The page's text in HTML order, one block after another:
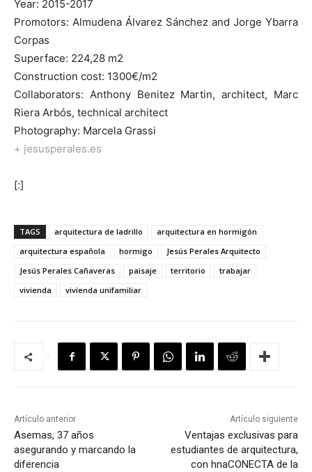
Year: 2015-2017
Promotors: Almudena Álvarez Sánchez and Jorge Ybarra
Corpas
Superface: 224,28 m2
Construction cost: 1300€/m2
Collaborators: Anthony Benitez Martin, architect, Marc
Riera Arbós, technical architect
Photography: Marcela Grassi
+ jesusperales.es
[:]
TAGS arquitectura de ladrillo
arquitectura en hormigón
arquitectura española
hormigo
Jesús Perales Arquitecto
Jesús Perales Cañaveras
paisaje territorio
trabajar
vivienda
vivienda unifamiliar
Artículo anterior
Asemas, 37 años
asegurando y marcando la
diferencia
Artículo siguiente
Ventajas exclusivas para
estudiantes de arquitectura,
con hnaCONECTA de la